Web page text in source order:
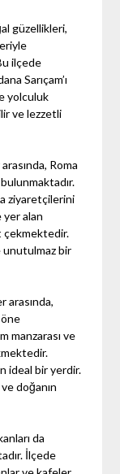
güzellikleri,
ilçede
Sarıçam’ı
yolculuk
ve lezzetli
Roma
ziyaretçilerini
yer alan
çekmektedir.
bir
arasında,
manzarası ve
ideal bir yerdir.
doğanın
da
İlçede